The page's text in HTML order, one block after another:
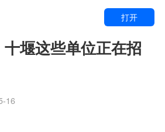
打开
堰这些单位正在招
16